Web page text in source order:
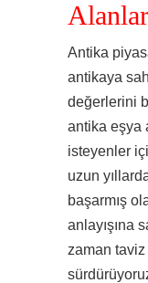
Alanlar
Antika
antikaya
değerlerini
antika eşya
isteyenler
uzun
başarmış
anlayışına
zaman taviz